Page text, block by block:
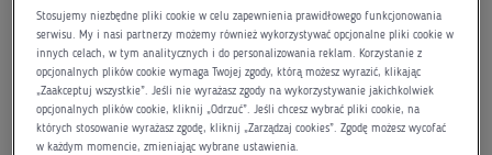
Rada NadzorczaAdamedPharma S.A. |
Adamed
Adamedis a pharmaceutical and biotechnology company
with almost 40 years of experience, founded on the basis of
Stosujemy niezbędne pliki cookie w celu zapewnienia prawidłowego funkcjonowania
serwisu. My i nasi partnerzy możemy również wykorzystywać opcjonalne pliki cookie w
innych celach, w tym analitycznych i do personalizowania reklam. Korzystanie z
opcjonalnych plików cookie wymaga Twojej zgody, którą możesz wyrazić, klikając
„Zaakceptuj wszystkie”. Jeśli nie wyrażasz zgody na wykorzystywanie jakichkolwiek
opcjonalnych plików cookie, kliknij „Odrzuć”. Jeśli chcesz wybrać pliki cookie, na
których stosowanie wyrażasz zgodę, kliknij „Zarządzaj cookies”. Zgodę możesz wycofać
w każdym momencie, zmieniając wybrane ustawienia.